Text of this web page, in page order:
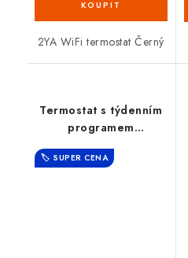
2YA WiFi termostat Černý
Termostat s týdenním
programem
AURATON
🏷️ SUPER CENA